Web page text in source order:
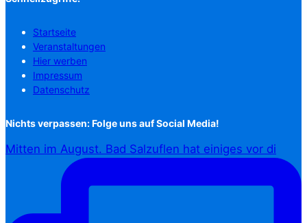
Startseite
Veranstaltungen
Hier werben
Impressum
Datenschutz
Nichts verpassen: Folge uns auf Social Media!
Mitten im August. Bad Salzuflen hat einiges vor di